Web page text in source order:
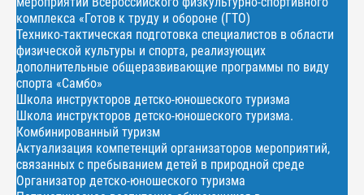
комплекса «Готов к труду и обороне (ГТО)
Технико-тактическая подготовка специалистов в области
физической культуры и спорта, реализующих
дополнительные общеразвивающие программы по виду
спорта «Самбо»
Школа инструкторов детско-юношеского туризма
Школа инструкторов детско-юношеского туризма.
Комбинированный туризм
Актуализация компетенций организаторов мероприятий,
связанных с пребыванием детей в природной среде
Организатор детско-юношеского туризма